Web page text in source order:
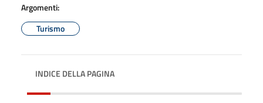
Argomenti:
Turismo
INDICE DELLA PAGINA